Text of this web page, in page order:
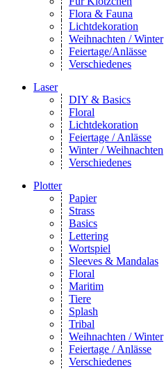
Flora & Fauna
Lichtdekoration
Weihnachten / Winter
Feiertage/Anlässe
Verschiedenes
Laser
DIY & Basics
Floral
Lichtdekoration
Feiertage / Anlässe
Winter / Weihnachten
Verschiedenes
Plotter
Papier
Strass
Basics
Lettering
Wortspiel
Sleeves & Mandalas
Floral
Maritim
Tiere
Splash
Tribal
Weihnachten / Winter
Feiertage / Anlässe
Verschiedenes